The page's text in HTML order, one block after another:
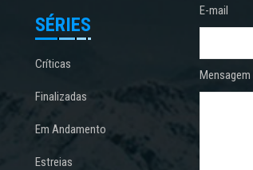
SÉRIES
Críticas
Finalizadas
Em Andamento
Estreias
E-mail
Mensagem